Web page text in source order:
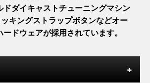
ドダイキャストチューニングマシン
キングストラップボタンなどオー
ドウェアが採用されています。